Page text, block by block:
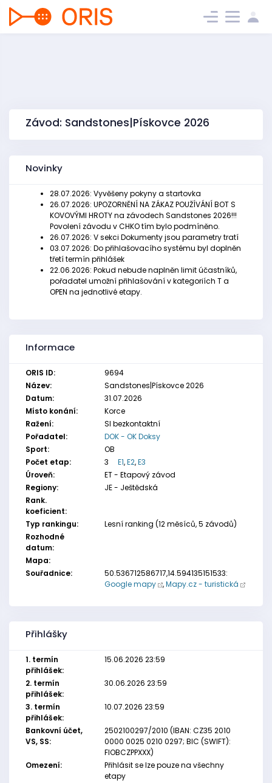
Závod: Sandstones|Pískovce 2026
Novinky
28.07.2026: Vyvěšeny pokyny a startovka
26.07.2026: UPOZORNĚNÍ NA ZÁKAZ POUŽÍVÁNÍ BOT S
KOVOVÝMI HROTY na závodech Sandstones 2026!!!
Povolení závodu v CHKO tím bylo podmíněno.
26.07.2026: V sekci Dokumenty jsou parametry tratí
03.07.2026: Do přihlašovacího systému byl doplněn
třetí termín přihlášek
22.06.2026: Pokud nebude naplněn limit účastníků,
pořadatel umožní přihlašování v kategoriích T a
OPEN na jednotlivé etapy.
Informace
ORIS ID:
9694
Název:
Sandstones|Pískovce 2026
Datum:
31.07.2026
Místo konání:
Korce
Ražení:
SI bezkontaktní
Pořadatel:
DOK - OK Doksy
Sport:
OB
Počet etap:
3 E1,E2,E3
Úroveň:
ET - Etapový závod
Regiony:
JE - Ještědská
Rank.
koeficient:
Typ rankingu:
Lesní ranking (12 měsíců, 5 závodů)
Rozhodné
datum:
Mapa:
Souřadnice:
50.536712586717,14.594135151533:
Google mapy
,Mapy.cz - turistická
Přihlášky
1. termín
přihlášek:
15.06.2026 23:59
2. termín
přihlášek:
30.06.2026 23:59
3. termín
přihlášek:
10.07.2026 23:59
Bankovní účet,
VS, SS:
2502100297/2010 (IBAN: CZ35 2010
0000 0025 0210 0297; BIC (SWIFT):
FIOBCZPPXXX)
Omezení:
Přihlásit se lze pouze na všechny
etapy